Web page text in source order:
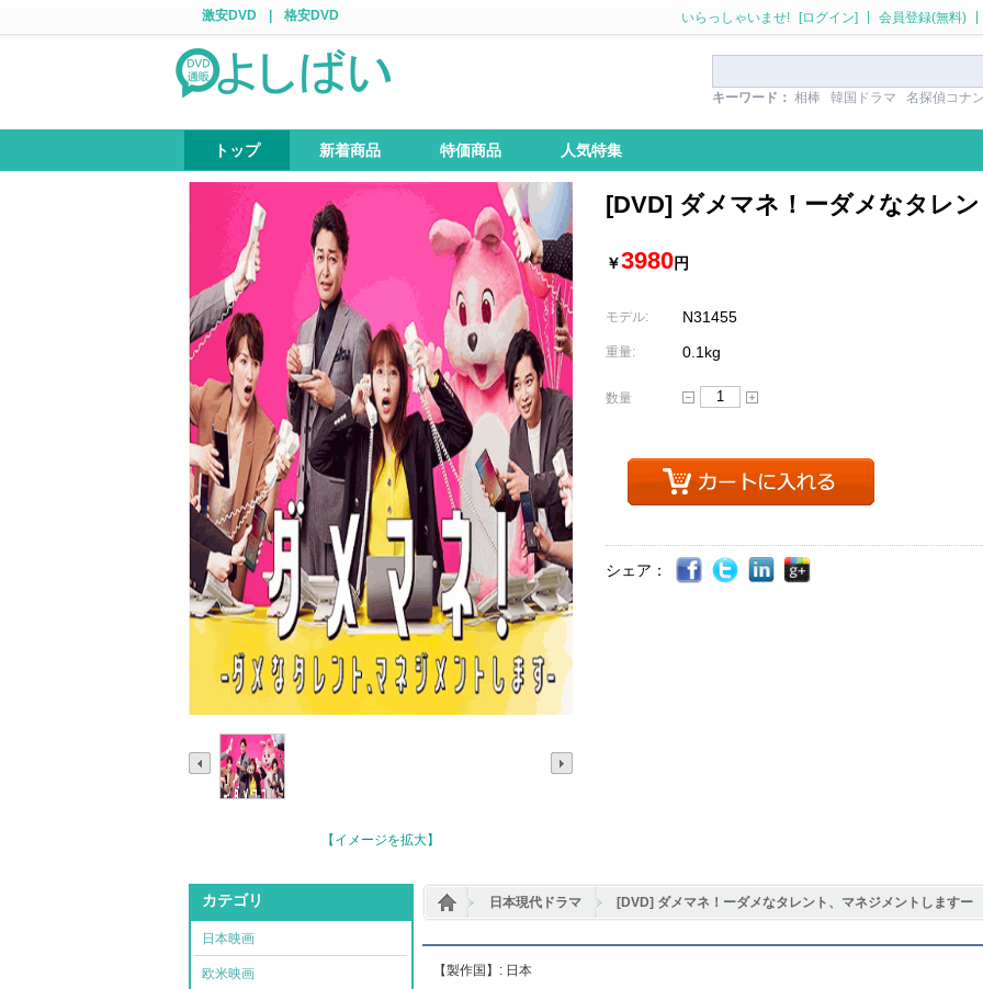
激安DVD 格安DVD いらっしゃいませ! [ログイン] 会員登録(無料)
キーワード： 相棒 韓国ドラマ 名探偵コナ
トップ 新着商品 特価商品 人気特集
【イメージを拡大】
[DVD] ダメマネ！ーダメなタレ
￥3980円
モデル: N31455
重量: 0.1kg
数量
シェア：
カテゴリ
日本映画
欧米映画
日本現代ドラマ [DVD] ダメマネ！ーダメなタレント、マネジメントしますー
【製作国】: 日本